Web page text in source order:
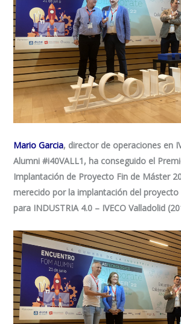
Mario Garcia, director de operaciones en
Alumni#i40VALL1, ha conseguido el
Implantación de Proyecto Fin de Máster
merecido por la implantación del proyecto
para INDUSTRIA4.0 – IVECO Valladolid